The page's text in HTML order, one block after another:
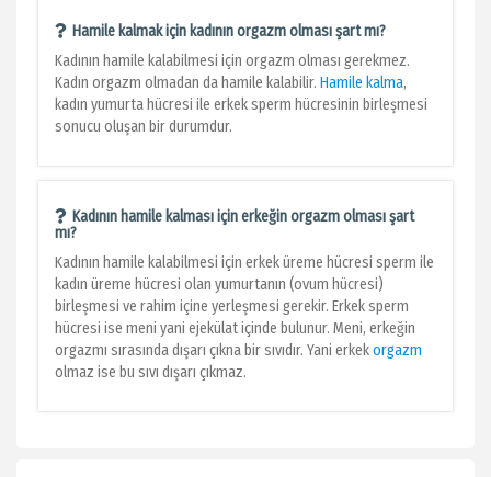
Hamile kalmak için kadının orgazm olması şart mı?
Kadının hamile kalabilmesi için orgazm olması gerekmez.
Kadın orgazm olmadan da hamile kalabilir. Hamile kalma,
kadın yumurta hücresi ile erkek sperm hücresinin birleşmesi
sonucu oluşan bir durumdur.
Kadının hamile kalması için erkeğin orgazm olması şart
mı?
Kadının hamile kalabilmesi için erkek üreme hücresi sperm ile
kadın üreme hücresi olan yumurtanın (ovum hücresi)
birleşmesi ve rahim içine yerleşmesi gerekir. Erkek sperm
hücresi ise meni yani ejekülat içinde bulunur. Meni, erkeğin
orgazmı sırasında dışarı çıkna bir sıvıdır. Yani erkekorgazm
olmaz ise bu sıvı dışarı çıkmaz.